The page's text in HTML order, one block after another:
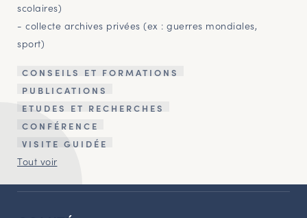
scolaires)
- collecte archives privées (ex : guerres mondiales,
sport)
CONSEILS ET FORMATIONS
PUBLICATIONS
ETUDES ET RECHERCHES
CONFÉRENCE
VISITE GUIDÉE
Tout voir